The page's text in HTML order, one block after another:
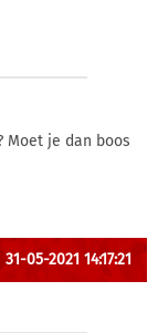
Moet je dan boos
31-05-2021 14:17:21